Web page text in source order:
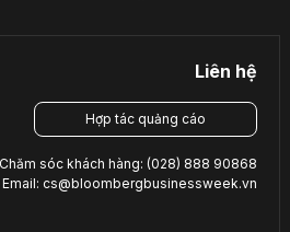
Liên hệ
Hợp tác quảng cáo
Chăm sóc khách hàng: (028) 888 90868
Email: cs@bloombergbusinessweek.vn